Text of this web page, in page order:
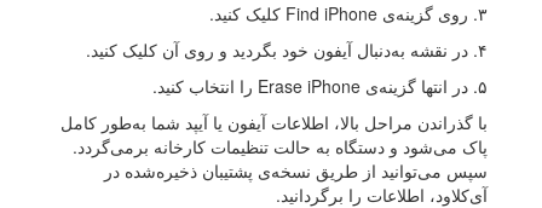
۳. روی گزینه‌ی Find iPhone کلیک کنید.
۴. در نقشه به‌دنبال آیفون خود بگردید و روی آن کلیک کنید.
۵. در انتها گزینه‌ی Erase iPhone را انتخاب کنید.
با گذراندن مراحل بالا، اطلاعات آیفون یا آیپد شما به‌طور کامل
پاک می‌شود و دستگاه به حالت تنظیمات کارخانه برمی‌گردد.
سپس می‌توانید از طریق نسخه‌ی پشتیبان ذخیره‌شده در
آی‌کلاود، اطلاعات را برگردانید.